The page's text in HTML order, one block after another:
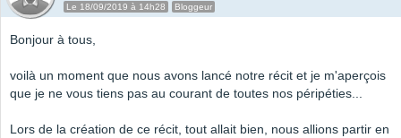
Le 18/09/2019 à 14h28 Bloggeur
Bonjour à tous,
voilà un moment que nous avons lancé notre récit et je m'aperçois
que je ne vous tiens pas au courant de toutes nos péripéties...
Lors de la création de ce récit, tout allait bien, nous allions partir en